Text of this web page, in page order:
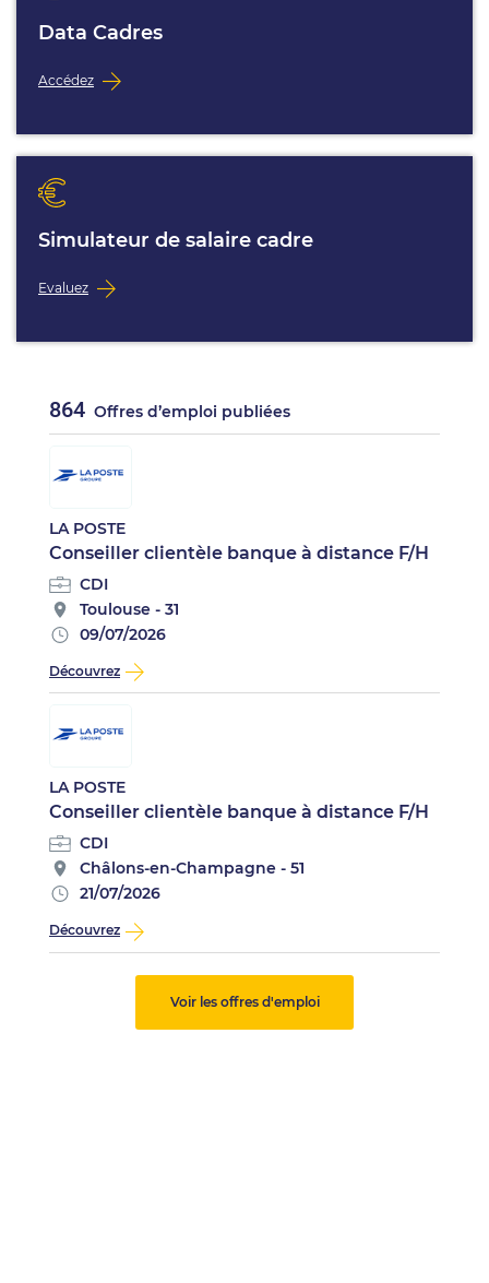
Data Cadres
Accédez
Simulateur de salaire cadre
Evaluez
864 Offres d’emploi publiées
LA POSTE
Conseiller clientèle banque à distance F/H
CDI
Toulouse - 31
09/07/2026
Découvrez
LA POSTE
Conseiller clientèle banque à distance F/H
CDI
Châlons-en-Champagne - 51
21/07/2026
Découvrez
Voir les offres d'emploi